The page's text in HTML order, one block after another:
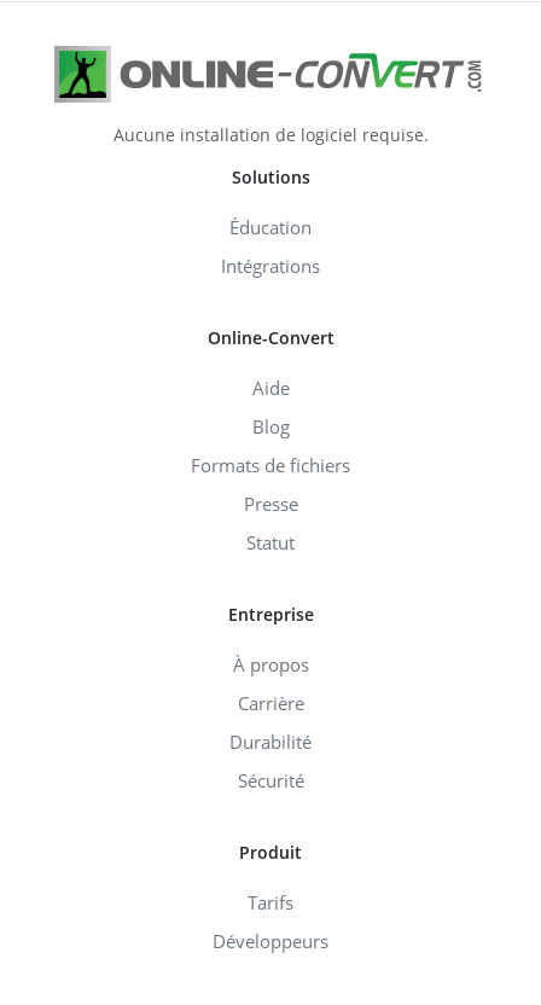
Aucune installation de logiciel requise.
Solutions
Éducation
Intégrations
Online-Convert
Aide
Blog
Formats de fichiers
Presse
Statut
Entreprise
À propos
Carrière
Durabilité
Sécurité
Produit
Tarifs
Développeurs